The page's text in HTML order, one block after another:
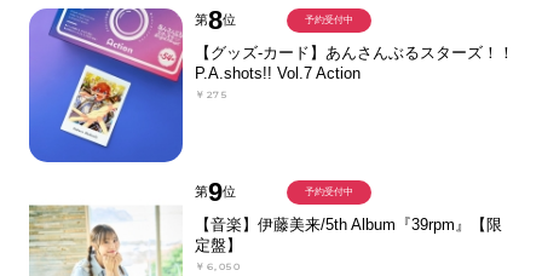
第8位
【グッズ-カード】あんさんぶるスターズ！！
P.A.shots!! Vol.7 Action
￥275
予約受付中
第9位
【音楽】伊藤美来/5th Album『39rpm』【限
定盤】
￥6,050
予約受付中